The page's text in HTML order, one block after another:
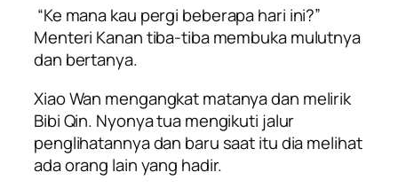
“Ke mana kau pergi beberapa hari ini?”
Menteri Kanan tiba-tiba membuka mulutnya
dan bertanya.
Xiao Wan mengangkat matanya dan melirik
Bibi Qin. Nyonya tua mengikuti jalur
penglihatannya dan baru saat itu dia melihat
ada orang lain yang hadir.